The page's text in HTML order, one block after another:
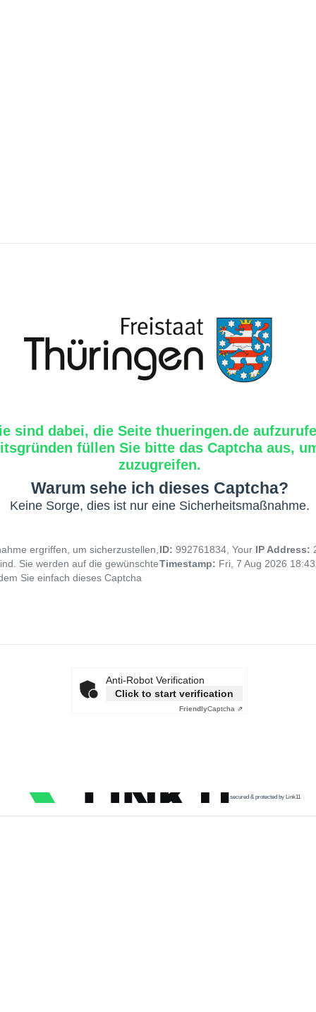
sind dabei, die Seite thueringen.de
füllen Sie bitte das Captcha aus,
zuzugreifen.
Warum sehe ich dieses Captcha?
Keine Sorge, dies ist nur eine Sicherheitsmaßnahme.
ergriffen, um sicherzustellen,
Sie werden auf die gewünschte
Sie einfach dieses Captcha
ID: 992761834, Your IP Address:
Timestamp: Fri, 7 Aug 2026
Anti-Robot Verification
Click to start verification
FriendlyCaptcha ⇗
secured & protected by Link11